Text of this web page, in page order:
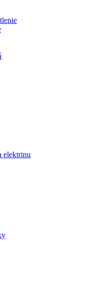
elektrinu